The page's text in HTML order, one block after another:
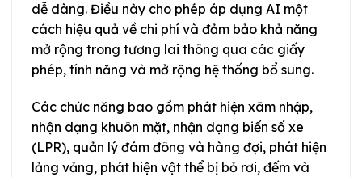
dễ dàng. Điều này cho phép áp dụng AI một
cách hiệu quả về chi phí và đảm bảo khả năng
mở rộng trong tương lai thông qua các giấy
phép, tính năng và mở rộng hệ thống bổ sung.
Các chức năng bao gồm phát hiện xâm nhập,
nhận dạng khuôn mặt, nhận dạng biển số xe
(LPR), quản lý đám đông và hàng đợi, phát hiện
lảng vảng, phát hiện vật thể bị bỏ rơi, đếm và